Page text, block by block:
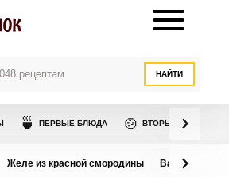
НАЙТИ
🍵 ПЕРВЫЕ БЛЮДА 🍲 ВТОРЫЕ БЛЮДА
Желе из красной смородины Варенье из